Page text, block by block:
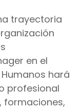
trayectoria
en el
hará
profesional
formaciones,